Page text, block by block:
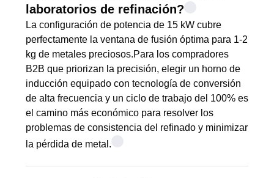
laboratorios de refinación?
La configuración de potencia de 15 kW cubre
perfectamente la ventana de fusión óptima para 1-2
kg de metales preciosos.Para los compradores
B2B que priorizan la precisión, elegir un horno de
inducción equipado con tecnología de conversión
de alta frecuencia y un ciclo de trabajo del 100% es
el camino más económico para resolver los
problemas de consistencia del refinado y minimizar
la pérdida de metal.